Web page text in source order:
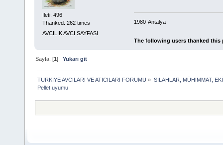
İleti: 496
Thanked: 262 times
AVCILIK AVCI SAYFASI
1980-Antalya
The following users thanked
Sayfa: [1]Yukarı git
TURKIYE AVCILARI VE ATICILARI FORUMU » SİLAHLAR, MÜHİMMAT,
Pellet uyumu